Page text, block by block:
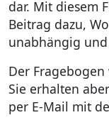
dar. Mit diesem
Beitrag dazu,
unabhängig
Der
Sie erhalten
per E-Mail mit